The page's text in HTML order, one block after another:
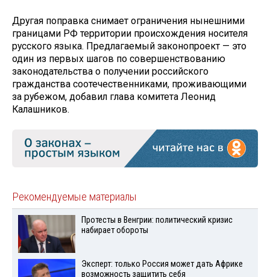
Другая поправка снимает ограничения нынешними
границами РФ территории происхождения носителя
русского языка. Предлагаемый законопроект — это
один из первых шагов по совершенствованию
законодательства о получении российского
гражданства соотечественниками, проживающими
за рубежом, добавил глава комитета Леонид
Калашников.
Рекомендуемые материалы
Протесты в Венгрии: политический кризис
набирает обороты
Эксперт: только Россия может дать Африке
возможность защитить себя